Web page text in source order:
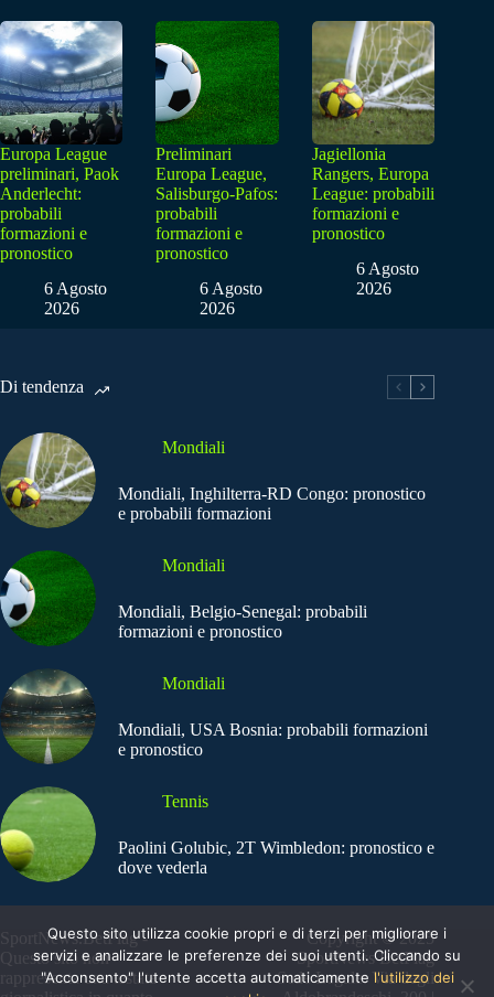
Europa League
preliminari, Paok
Anderlecht:
probabili
formazioni e
pronostico
6 Agosto
2026
Preliminari
Europa League,
Salisburgo-Pafos:
probabili
formazioni e
pronostico
6 Agosto
2026
Jagiellonia
Rangers, Europa
League: probabili
formazioni e
pronostico
6 Agosto
2026
Di tendenza
Mondiali
Mondiali, Inghilterra-RD Congo: pronostico
e probabili formazioni
Mondiali
Mondiali, Belgio-Senegal: probabili
formazioni e pronostico
Mondiali
Mondiali, USA Bosnia: probabili formazioni
e pronostico
Tennis
Paolini Golubic, 2T Wimbledon: pronostico e
dove vederla
SportNews.BetFlag -
Questo sito non
rappresenta una testata
Copyright © 2025
SportNews BetFlag
Sede Legale: Via degli
Questo sito utilizza cookie propri e di terzi per migliorare i
servizi e analizzare le preferenze dei suoi utenti. Cliccando su
"Acconsento" l'utente accetta automaticamente l'utilizzo dei